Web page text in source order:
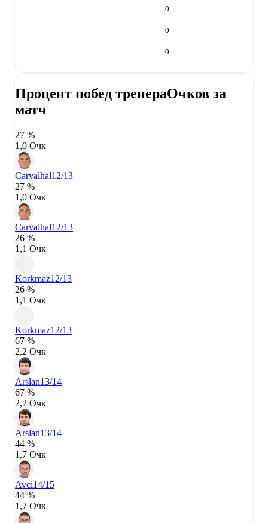
0
0
0
Процент побед тренераОчков за
матч
27 %
1,0 Очк
Carvalhal12/13
27 %
1,0 Очк
Carvalhal12/13
26 %
1,1 Очк
Korkmaz12/13
26 %
1,1 Очк
Korkmaz12/13
67 %
2,2 Очк
Arslan13/14
67 %
2,2 Очк
Arslan13/14
44 %
1,7 Очк
Avci14/15
44 %
1,7 Очк